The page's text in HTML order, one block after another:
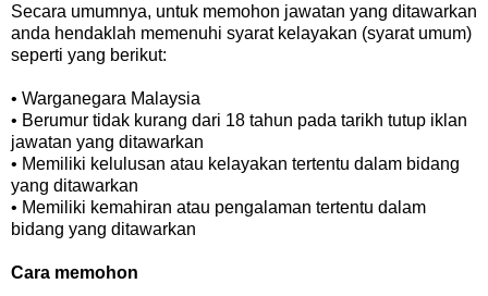
Secara umumnya, untuk memohon jawatan yang ditawarkan
anda hendaklah memenuhi syarat kelayakan (syarat umum)
seperti yang berikut:
• Warganegara Malaysia
• Berumur tidak kurang dari 18 tahun pada tarikh tutup iklan
jawatan yang ditawarkan
• Memiliki kelulusan atau kelayakan tertentu dalam bidang
yang ditawarkan
• Memiliki kemahiran atau pengalaman tertentu dalam
bidang yang ditawarkan
Cara memohon